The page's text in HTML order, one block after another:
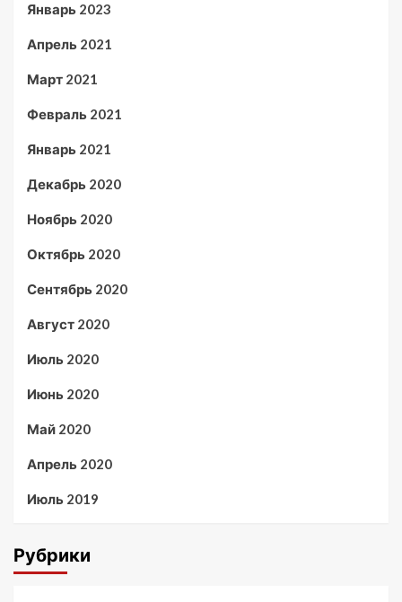
Январь 2023
Апрель 2021
Март 2021
Февраль 2021
Январь 2021
Декабрь 2020
Ноябрь 2020
Октябрь 2020
Сентябрь 2020
Август 2020
Июль 2020
Июнь 2020
Май 2020
Апрель 2020
Июль 2019
Рубрики